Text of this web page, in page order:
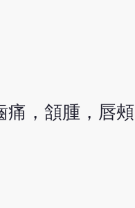
痛，頷腫，唇頰